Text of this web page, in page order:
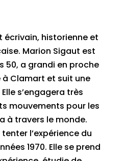
écrivain, historienne et
Marion Sigaut est
50, a grandi en proche
Clamart et suit une
s’engagera très
mouvements pour les
à travers le monde.
l’expérience du
1970. Elle se prend